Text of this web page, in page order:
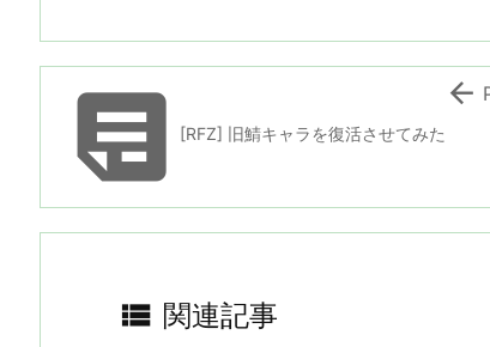
[RFZ] 旧鯖キャラを復活させてみた

 関連記事